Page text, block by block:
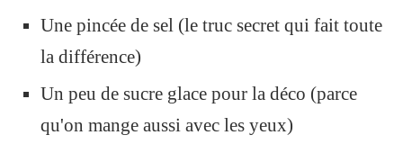
Une pincée de sel (le truc secret qui fait toute
la différence)
Un peu de sucre glace pour la déco (parce
qu'on mange aussi avec les yeux)